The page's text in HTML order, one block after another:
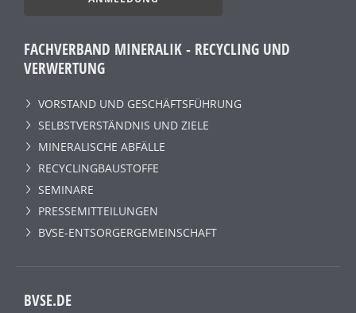
FACHVERBAND MINERALIK - RECYCLING UND
VERWERTUNG
VORSTAND UND GESCHÄFTSFÜHRUNG
SELBSTVERSTÄNDNIS UND ZIELE
MINERALISCHE ABFÄLLE
RECYCLINGBAUSTOFFE
SEMINARE
PRESSEMITTEILUNGEN
BVSE-ENTSORGERGEMEINSCHAFT
BVSE.DE